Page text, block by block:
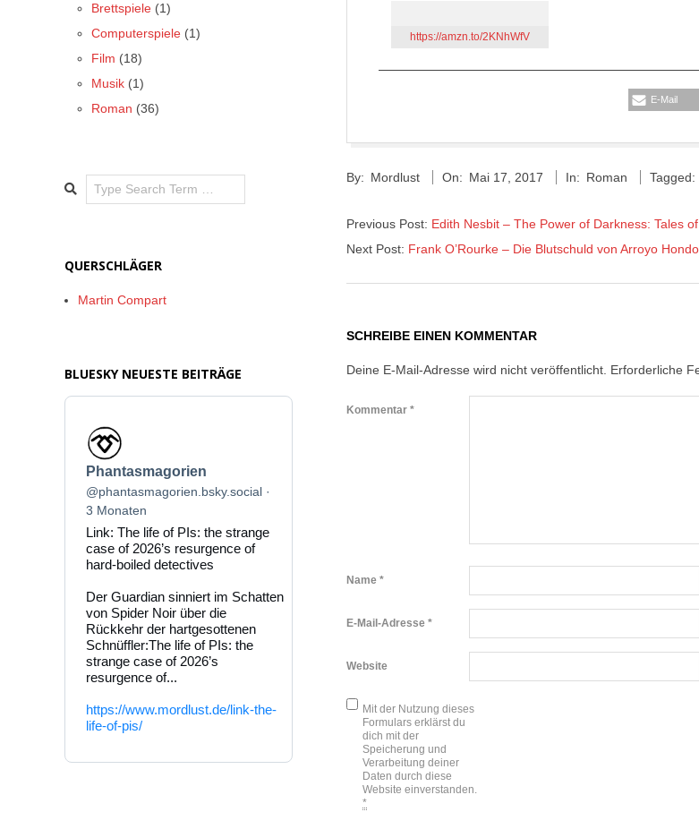
https://amzn.to/2KNhWfV
E-Mail
05-
By: Mordlust On: Mai 17, 2017 In: Roman Tagged:
Previous Post: Edith Nesbit – The Power of Darkness: Tales
Next Post: Frank O’Rourke – Die Blutschuld von Arroyo Hondo
SCHREIBE EINEN KOMMENTAR
Deine E-Mail-Adresse wird nicht veröffentlicht. Erforderliche
Kommentar *
Name *
E-Mail-Adresse *
Website
Mit der Nutzung dieses
Formulars erklärst du
dich mit der
Speicherung und
Verarbeitung deiner
Daten durch diese
Website einverstanden.
*
Brettspiele (1)
Computerspiele (1)
Film (18)
Musik (1)
Roman (36)
Search
QUERSCHLÄGER
Martin Compart
BLUESKY NEUESTE BEITRÄGE
Beitrag
von
Phantasmagorien
auf
Bluesky
ansehen
Phantasmagorien
@phantasmagorien.bsky.social
3 Monaten
Link: The life of PIs: the strange
case of 2026’s resurgence of
hard-boiled detectives
Der Guardian sinniert im Schatten
von Spider Noir über die
Rückkehr der hartgesottenen
Schnüffler:The life of PIs: the
strange case of 2026’s
resurgence of...
https://www.mordlust.de/link-the-
life-of-pis/